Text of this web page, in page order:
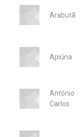
Arabutã
Apiúna
Antônio
Carlos